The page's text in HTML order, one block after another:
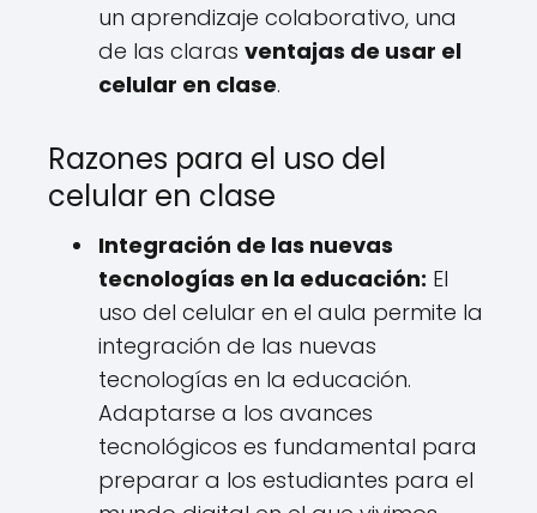
un aprendizaje colaborativo, una
de las claras ventajas de usar el
celular en clase.
Razones para el uso del
celular en clase
Integración de las nuevas
tecnologías en la educación: El
uso del celular en el aula permite la
integración de las nuevas
tecnologías en la educación.
Adaptarse a los avances
tecnológicos es fundamental para
preparar a los estudiantes para el